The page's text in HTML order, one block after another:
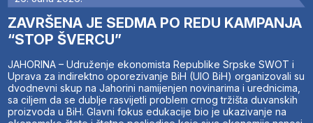
ZAVRŠENA JE SEDMA PO REDU KAMPANJA
“STOP ŠVERCU”
JAHORINA – Udruženje ekonomista Republike Srpske SWOT i
Uprava za indirektno oporezivanje BiH (UIO BiH) organizovali su
dvodnevni skup na Jahorini namijenjen novinarima i urednicima,
sa ciljem da se dublje rasvijetli problem crnog tržišta duvanskih
proizvoda u BiH. Glavni fokus edukacije bio je ukazivanje na